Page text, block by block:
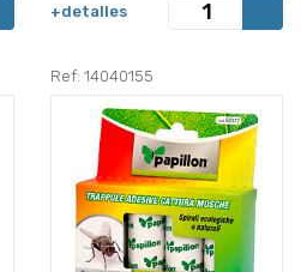
+detalles
Ref: 14040155